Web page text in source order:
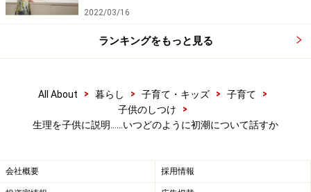
我が子が初潮を迎えた時には「おめでとう！」と笑顔で
言ってあげたいものです。自分のからだの変化を喜ばし
いものとして、肯定的に受け止められるように。
が分かれるようです。自分が初潮を迎えたときに赤飯を
炊いてもらったことを肯定的に受け止めているママもい
にします。
2022/03/16
ランキングをもっと見る
All About > 暮らし > 子育て・キッズ > 子育て
>
子供のしつけ
>
生理を子供に説明……いつどのように初潮について話すか
会社概要 採用情報